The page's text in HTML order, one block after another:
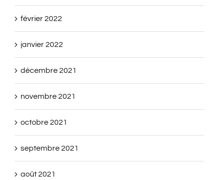
février 2022
janvier 2022
décembre 2021
novembre 2021
octobre 2021
septembre 2021
août 2021